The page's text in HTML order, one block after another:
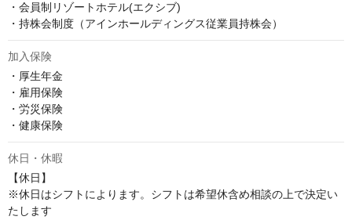
・会員制リゾートホテル(エクシブ)
・持株会制度（アインホールディングス従業員持株会）
加入保険
・厚生年金
・雇用保険
・労災保険
・健康保険
休日・休暇
【休日】
※休日はシフトによります。シフトは希望休含め相談の上で決定い
たします